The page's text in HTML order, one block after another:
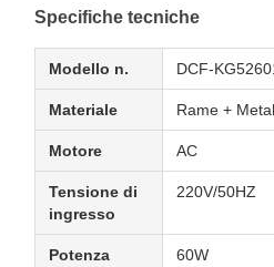
Specifiche tecniche
Modello n. DCF-
Materiale Rame +
Motore AC
Tensione di
ingresso
220V/50HZ
Potenza
60W